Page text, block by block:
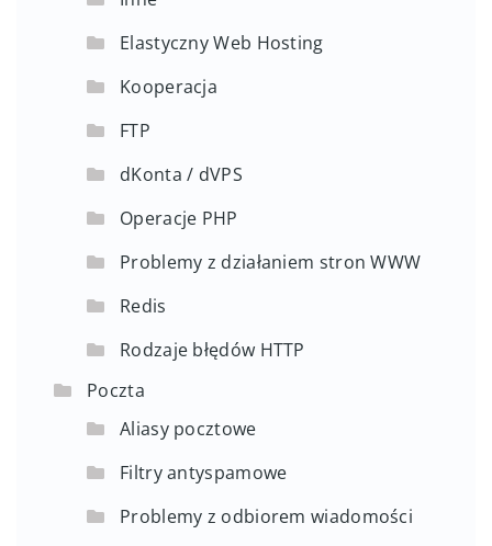
Elastyczny Web Hosting
Kooperacja
FTP
dKonta / dVPS
Operacje PHP
Problemy z działaniem stron WWW
Redis
Rodzaje błędów HTTP
Poczta
Aliasy pocztowe
Filtry antyspamowe
Problemy z odbiorem wiadomości